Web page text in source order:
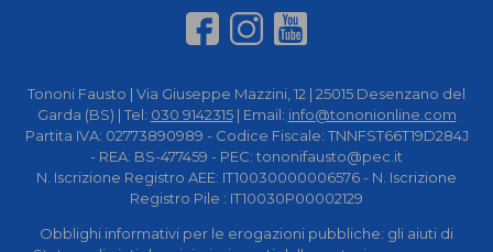
Tononi Fausto | Via Giuseppe Mazzini, 12 | 25015 Desenzano del
Garda (BS) | Tel: 030 9142315| Email: info@tononionline.com
Partita IVA: 02773890989 - Codice Fiscale: TNNFST66T19D284J
- REA: BS-477459 - PEC: tononifausto@pec.it
N. Iscrizione Registro AEE: IT10030000006576 - N. Iscrizione
Registro Pile : IT10030P00002129
Obblighi informativi per le erogazioni pubbliche: gli aiuti di